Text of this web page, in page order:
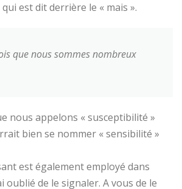
est dit derrière le « mais ».
que nous sommes nombreux
nous appelons « susceptibilité »
bien se nommer « sensibilité »
est également employé dans
oublié de le signaler. A vous de le